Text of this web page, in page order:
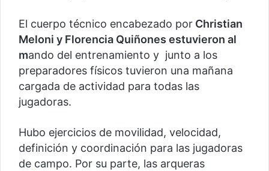
El cuerpo técnico encabezado por Christian
Meloni y Florencia Quiñones estuvieron al
mando del entrenamiento y junto a los
preparadores físicos tuvieron una mañana
cargada de actividad para todas las
jugadoras.
Hubo ejercicios de movilidad, velocidad,
definición y coordinación para las jugadoras
de campo. Por su parte, las arqueras